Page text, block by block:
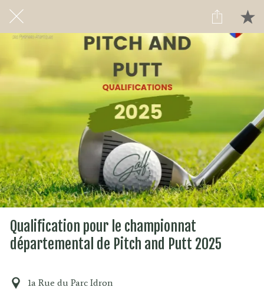
Qualification pour le championnat
départemental de Pitch and Putt 2025
1a Rue du Parc Idron